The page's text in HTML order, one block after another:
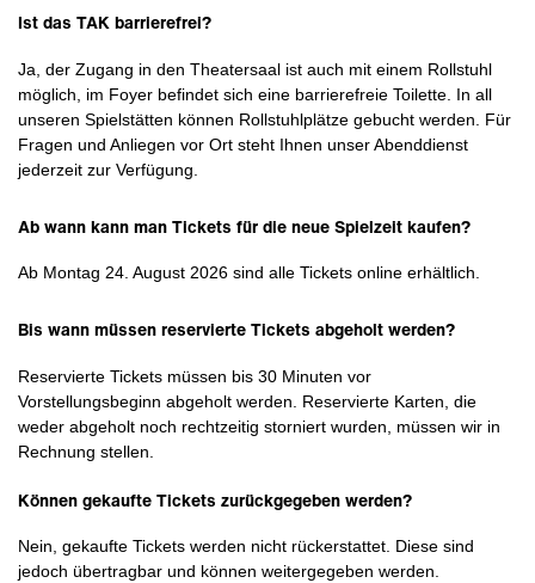
Ist das TAK barrierefrei?
Ja, der Zugang in den Theatersaal ist auch mit einem Rollstuhl
möglich, im Foyer befindet sich eine barrierefreie Toilette. In all
unseren Spielstätten können Rollstuhlplätze gebucht werden. Für
Fragen und Anliegen vor Ort steht Ihnen unser Abenddienst
jederzeit zur Verfügung.
Ab wann kann man Tickets für die neue Spielzeit kaufen?
Ab Montag 24. August 2026 sind alle Tickets online erhältlich.
Bis wann müssen reservierte Tickets abgeholt werden?
Reservierte Tickets müssen bis 30 Minuten vor
Vorstellungsbeginn abgeholt werden. Reservierte Karten, die
weder abgeholt noch rechtzeitig storniert wurden, müssen wir in
Rechnung stellen.
Können gekaufte Tickets zurückgegeben werden?
Nein, gekaufte Tickets werden nicht rückerstattet. Diese sind
jedoch übertragbar und können weitergegeben werden.